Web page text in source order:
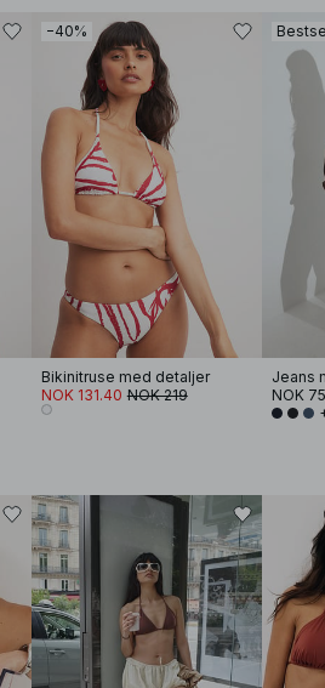
−40%
Bikinitruse med detaljer
NOK 131.40 NOK 219
Jeans
NOK